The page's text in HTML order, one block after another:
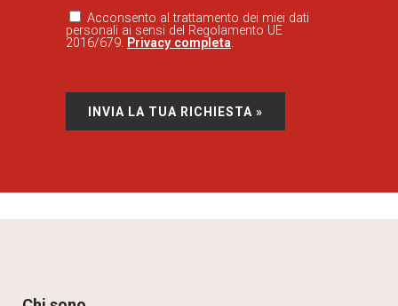
Acconsento al trattamento dei miei dati
personali ai sensi del Regolamento UE
2016/679. Privacy completa.